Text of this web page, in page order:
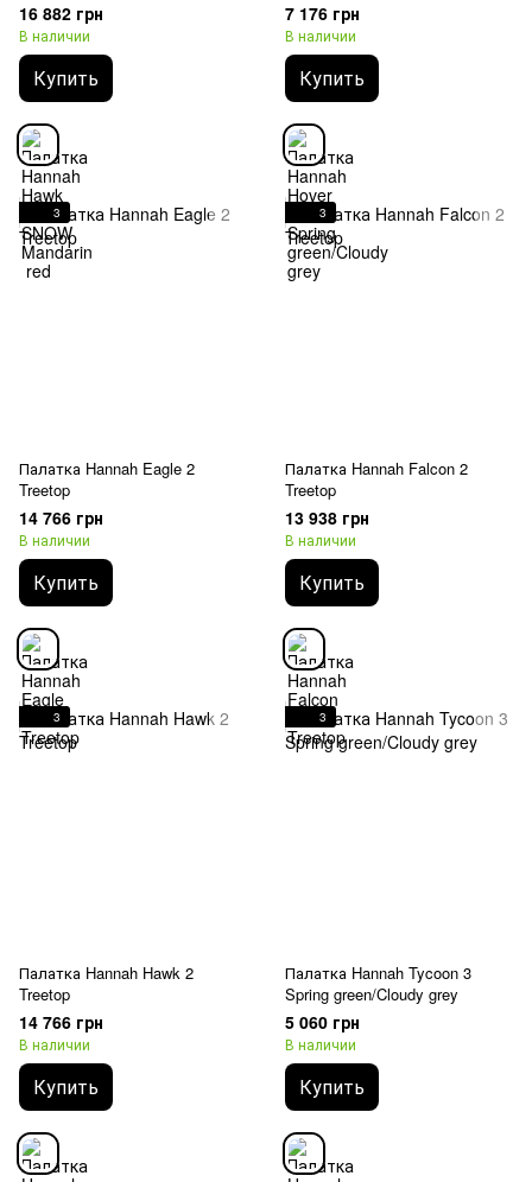
16 882 грн
В наличии
Купить
7 176 грн
В наличии
Купить
3
Палатка Hannah Eagle 2
Treetop
14 766 грн
В наличии
Купить
3
Палатка Hannah Falcon 2
Treetop
13 938 грн
В наличии
Купить
3
Палатка Hannah Hawk 2
Treetop
14 766 грн
В наличии
Купить
3
Палатка Hannah Tycoon 3
Spring green/Cloudy grey
5 060 грн
В наличии
Купить